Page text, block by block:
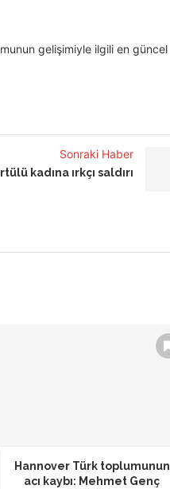
gelişimiyle ilgili en güncel
Sonraki Haber
kadına ırkçı saldırı
Hannover Türk toplumunun
acı kaybı: Mehmet Genç